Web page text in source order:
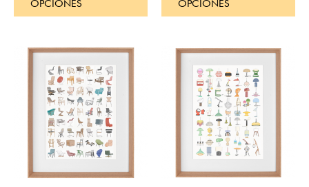
OPCIONES
OPCIONES